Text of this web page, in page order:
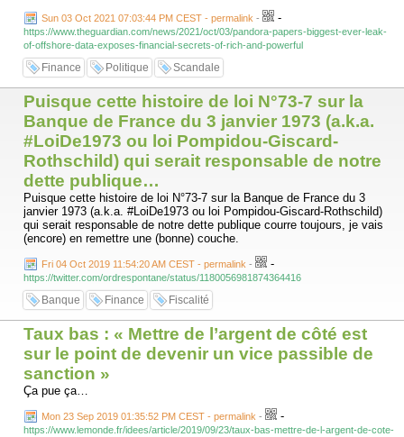
Sun 03 Oct 2021 07:03:44 PM CEST - permalink - -
https://www.theguardian.com/news/2021/oct/03/pandora-papers-biggest-ever-leak-
of-offshore-data-exposes-financial-secrets-of-rich-and-powerful
Finance Politique Scandale
Puisque cette histoire de loi N°73-7 sur la
Banque de France du 3 janvier 1973 (a.k.a.
#LoiDe1973 ou loi Pompidou-Giscard-
Rothschild) qui serait responsable de notre
dette publique…
Puisque cette histoire de loi N°73-7 sur la Banque de France du 3
janvier 1973 (a.k.a. #LoiDe1973 ou loi Pompidou-Giscard-Rothschild)
qui serait responsable de notre dette publique courre toujours, je vais
(encore) en remettre une (bonne) couche.
Fri 04 Oct 2019 11:54:20 AM CEST - permalink - -
https://twitter.com/ordrespontane/status/1180056981874364416
Banque Finance Fiscalité
Taux bas : « Mettre de l’argent de côté est
sur le point de devenir un vice passible de
sanction »
Ça pue ça…
Mon 23 Sep 2019 01:35:52 PM CEST - permalink - -
https://www.lemonde.fr/idees/article/2019/09/23/taux-bas-mettre-de-l-argent-de-cote-